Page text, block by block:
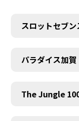
スロットセブ
パラダイス加賀
The Jungle